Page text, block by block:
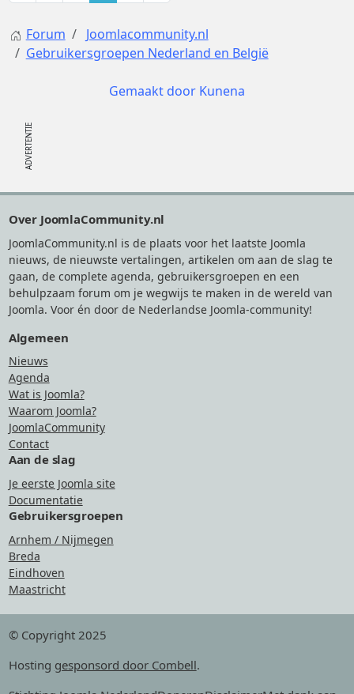
Forum
Joomlacommunity.nl
Gebruikersgroepen Nederland en België
Gemaakt door Kunena
Over JoomlaCommunity.nl
JoomlaCommunity.nl is de plaats voor het laatste Joomla
nieuws, de nieuwste vertalingen, artikelen om aan de slag te
gaan, de complete agenda, gebruikersgroepen en een
behulpzaam forum om je wegwijs te maken in de wereld van
Joomla. Voor én door de Nederlandse Joomla-community!
Algemeen
Nieuws
Agenda
Wat is Joomla?
Waarom Joomla?
JoomlaCommunity
Contact
Aan de slag
Je eerste Joomla site
Documentatie
Gebruikersgroepen
Arnhem / Nijmegen
Breda
Eindhoven
Maastricht
© Copyright 2025
Hosting gesponsord door Combell.